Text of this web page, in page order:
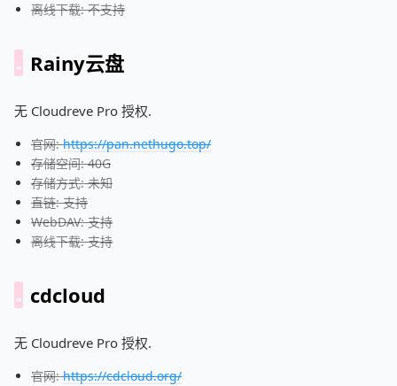
离线下载: 不支持
Rainy云盘
无 Cloudreve Pro 授权.
官网:https://pan.nethugo.top/
存储空间: 40G
存储方式: 未知
直链: 支持
WebDAV: 支持
离线下载: 支持
cdcloud
无 Cloudreve Pro 授权.
官网:https://cdcloud.org/